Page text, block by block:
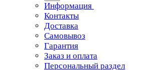
Информация
Контакты
Доставка
Самовывоз
Гарантия
Заказ и оплата
Персональный раздел